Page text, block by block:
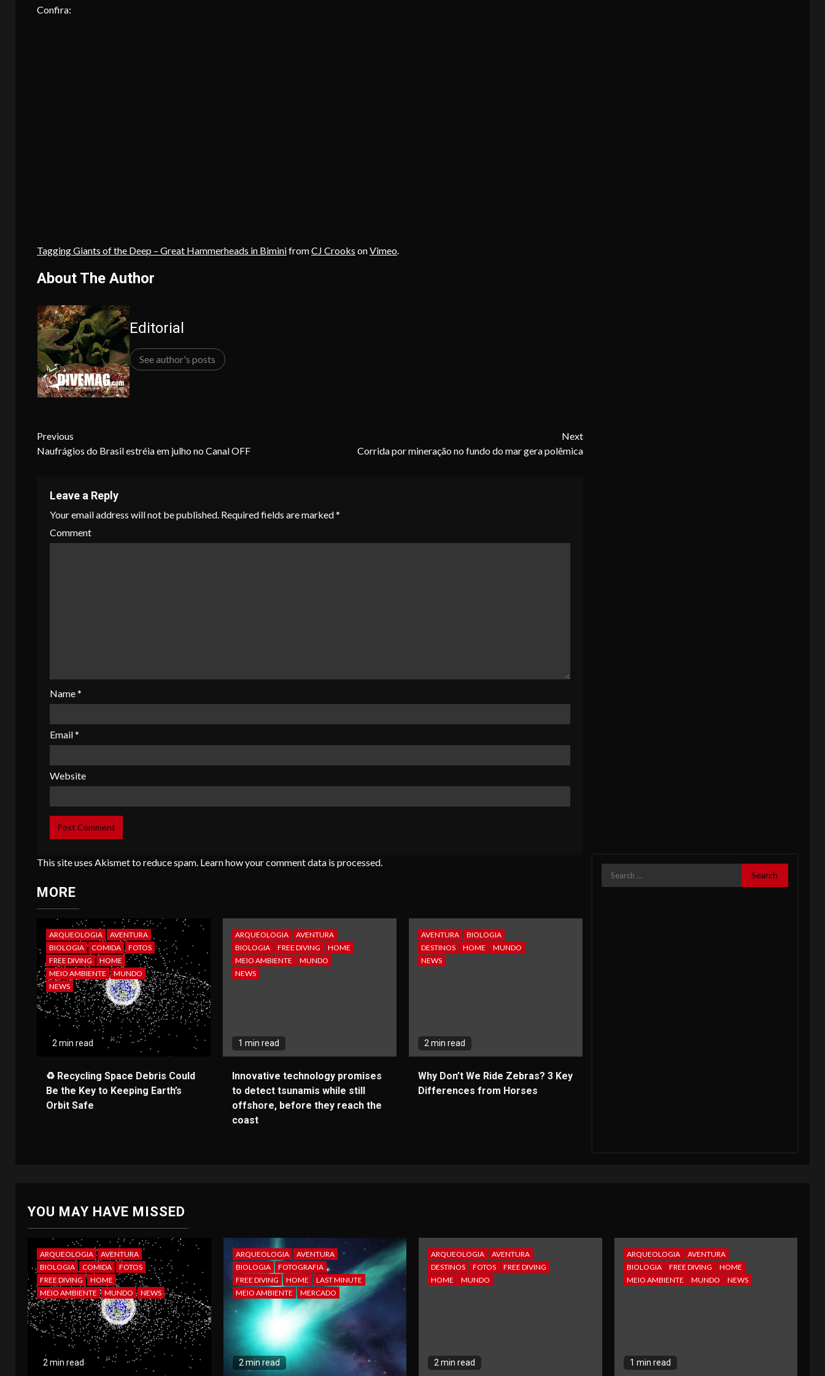
Confira:
Tagging Giants of the Deep – Great Hammerheads in BiminifromCJ Crooks onVimeo.
About The Author
Editorial
See author's posts
Continue
Reading
Previous
Naufrágios do Brasil estréia em julho no Canal OFF
Next
Corrida por mineração no fundo do mar gera polêmica
Leave a Reply
Your email address will not be published. Required fields are marked*
Comment
Name*
Email*
Website
This site uses Akismet to reduce spam. Learn how your comment data is processed.
MORE
ARQUEOLOGIA
AVENTURA
BIOLOGIA
COMIDA
FOTOS
FREE DIVING
HOME
MEIO AMBIENTE
MUNDO
NEWS
2 min read
♻️ Recycling Space Debris Could
Be the Key to Keeping Earth’s
Orbit Safe
ARQUEOLOGIA
AVENTURA
BIOLOGIA
FREE DIVING
HOME
MEIO AMBIENTE
MUNDO
NEWS
1 min read
Innovative technology promises
to detect tsunamis while still
offshore, before they reach the
coast
AVENTURA
BIOLOGIA
DESTINOS
HOME
MUNDO
NEWS
2 min read
Why Don’t We Ride Zebras? 3 Key
Differences from Horses
Search
for:
YOU MAY HAVE MISSED
ARQUEOLOGIA
AVENTURA
BIOLOGIA
COMIDA
FOTOS
FREE DIVING
HOME
MEIO AMBIENTE
MUNDO NEWS
2 min read
ARQUEOLOGIA
AVENTURA
BIOLOGIA
FOTOGRAFIA
FREE DIVING
HOME
LAST MINUTE
MEIO AMBIENTE
MERCADO
2 min read
ARQUEOLOGIA
AVENTURA
DESTINOS
FOTOS
FREE DIVING
HOME
MUNDO
2 min read
ARQUEOLOGIA
AVENTURA
BIOLOGIA
FREE DIVING
HOME
MEIO AMBIENTE
MUNDO NEWS
1 min read